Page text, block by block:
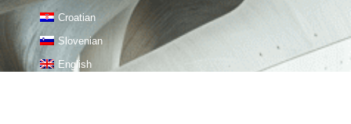
Croatian
Slovenian
English